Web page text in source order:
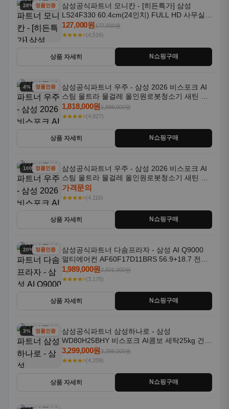
28% 할인정품인증
삼성공식파트너 모니칸 - [히든특가] 삼성
LS24F330 60.4cm(24인치) FULL HD 사무실/
컴퓨터 모니터
127,000원177,000원
★★★★⭐(4,516)
상품 자세히 N쇼핑구매
4% 할인정품인증
삼성공식파트너 우주 - 삼성 2026 비스포크 AI
스팀 울트라 물걸레 올인원로봇청소기 새틴 그
레이지 AAG
1,818,000원1,899,000원
★★★★⭐(4,827)
상품 자세히 N쇼핑구매
100% 할인
정품인증
삼성공식파트너 우주 - 삼성 2026 비스포크 AI
스팀 울트라 물걸레 올인원로봇청소기 새틴 차
콜 AAH
가격문의
★★★★⭐(4,116)
상품 자세히 N쇼핑구매
20% 할인정품인증
삼성공식파트너 다솜프라자 - 삼성 AI Q9000
멀티에어컨 AF60F17D11BRS 56.9+18.7 전국
기본설치포함
1,989,000원2,501,000원
★★★★⭐(3,178)
상품 자세히 N쇼핑구매
3% 할인정품인증
삼성공식파트너 삼성하나로 - 삼성
WD80H25BHY 비스포크 AI콤보 세탁25kg 건조
18kg 26년형 일체형 1등급
3,299,000원3,399,000원
★★★★⭐(4,209)
상품 자세히 N쇼핑구매